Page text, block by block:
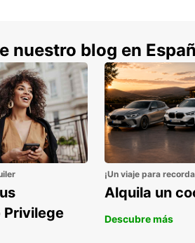
nuestro blog en
Privilege
¡Un viaje para
Alquila un
Descubre más